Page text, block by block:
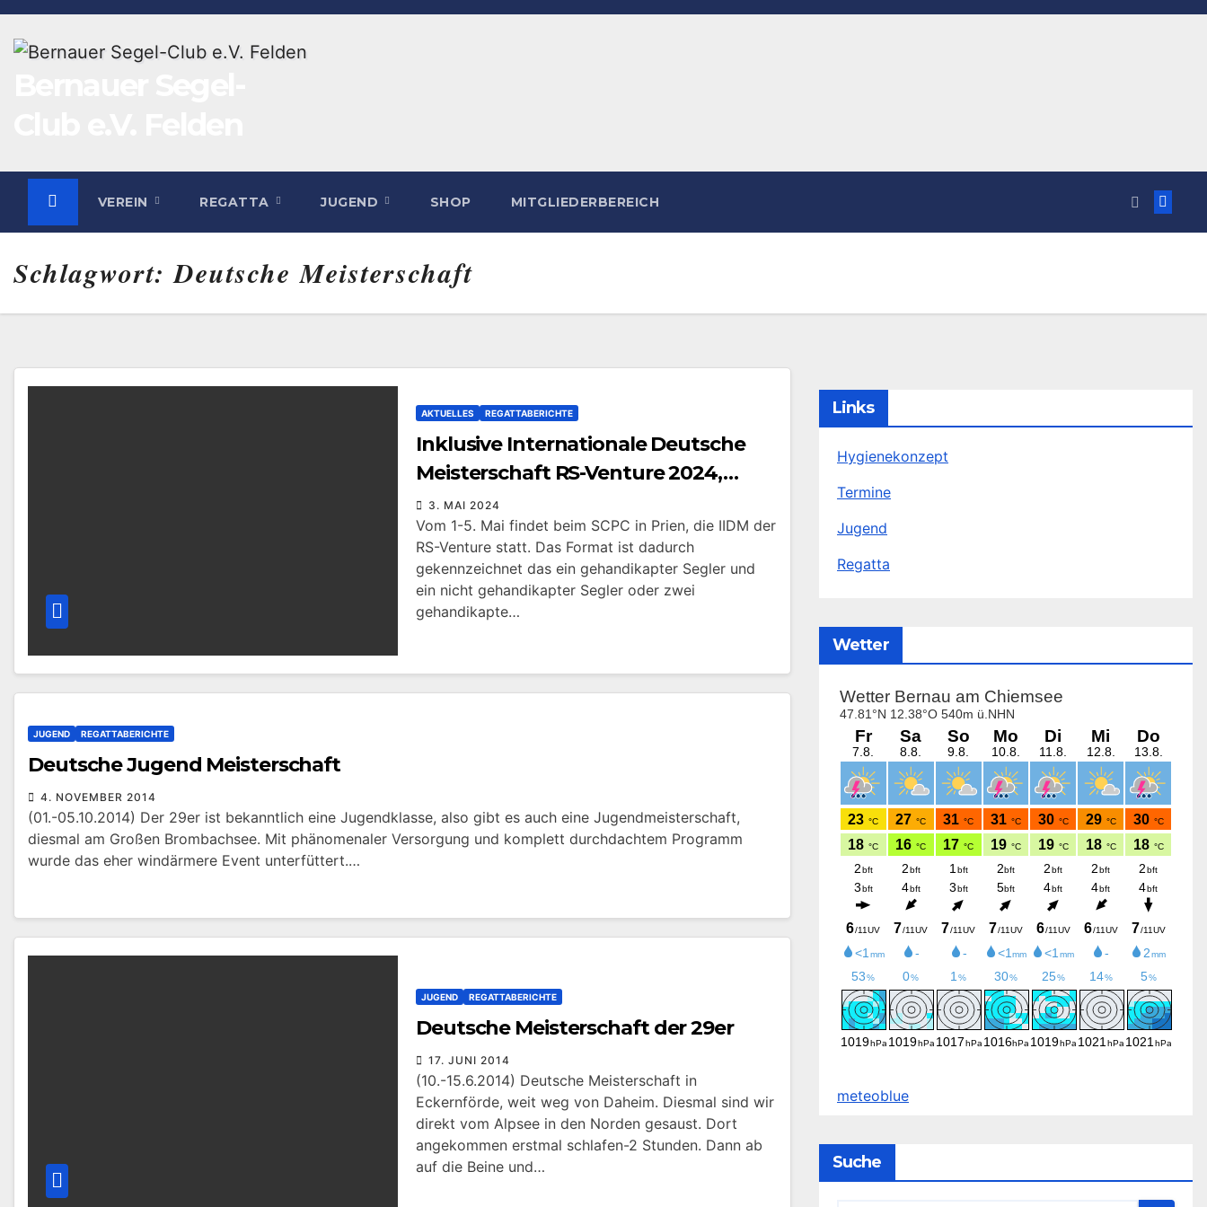
Zum
springen
VEREIN REGATTA JUGEND SHOP MITGLIEDERBEREICH
Schlagwort:Deutsche Meisterschaft
AKTUELLES REGATTABERICHTE
Inklusive Internationale Deutsche
Meisterschaft RS-Venture 2024,
SCPC Prien
3. MAI 2024
Vom 1-5. Mai findet beim SCPC in Prien, die IIDM der
RS-Venture statt. Das Format ist dadurch
gekennzeichnet das ein gehandikapter Segler und
ein nicht gehandikapter Segler oder zwei
gehandikapte…
JUGEND REGATTABERICHTE
Deutsche Jugend Meisterschaft
4. NOVEMBER 2014
(01.-05.10.2014) Der 29er ist bekanntlich eine Jugendklasse, also gibt es auch eine Jugendmeisterschaft,
diesmal am Großen Brombachsee. Mit phänomenaler Versorgung und komplett durchdachtem Programm
wurde das eher windärmere Event unterfüttert.…
JUGEND REGATTABERICHTE
Deutsche Meisterschaft der 29er
17. JUNI 2014
(10.-15.6.2014) Deutsche Meisterschaft in
Eckernförde, weit weg von Daheim. Diesmal sind wir
direkt vom Alpsee in den Norden gesaust. Dort
angekommen erstmal schlafen-2 Stunden. Dann ab
auf die Beine und…
Links
Hygienekonzept
Termine
Jugend
Regatta
Wetter
meteoblue
Suche